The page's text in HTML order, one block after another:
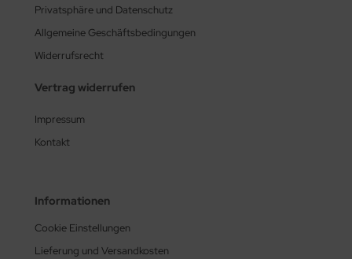
Privatsphäre und Datenschutz
Allgemeine Geschäftsbedingungen
Widerrufsrecht
Vertrag widerrufen
Impressum
Kontakt
Informationen
Cookie Einstellungen
Lieferung und Versandkosten